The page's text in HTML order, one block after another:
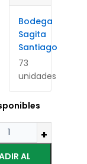
Bodega
Sagita
Santiago
73
unidades
AL